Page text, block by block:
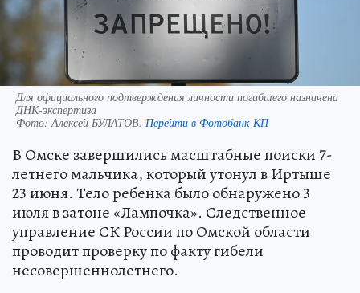
Для официального подтверждения личности погибшего назначена
ДНК-экспертиза
Фото: Алексей БУЛАТОВ. Перейти в Фотобанк КП
В Омске завершились масштабные поиски 7-
летнего мальчика, который утонул в Иртыше
23 июня. Тело ребенка было обнаружено 3
июля в затоне «Лампочка». Следственное
управление СК России по Омской области
проводит проверку по факту гибели
несовершеннолетнего.